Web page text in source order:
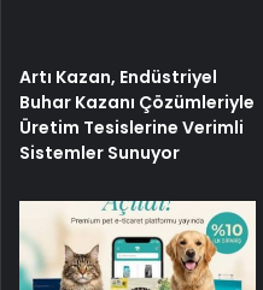
Artı Kazan, Endüstriyel
Buhar Kazanı Çözümleriyle
Üretim Tesislerine Verimli
Sistemler Sunuyor